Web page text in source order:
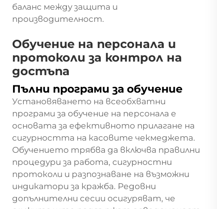
баланс между защита и
производителност.
Обучение на персонала и
протоколи за контрол на
достъпа
Пълни програми за обучение
Установяването на всеобхватни
програми за обучение на персонала е
основата за ефективното прилагане на
сигурността на касовите чекмеджета.
Обучението трябва да включва правилни
процедури за работа, сигурностни
протоколи и разпознаване на възможни
индикатори за кражба. Редовни
допълнителни сесии осигуряват, че